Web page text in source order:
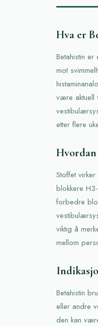
Hva er
Betahistin
mot
være aktuell
etter flere
Stoffet
blokkere
forbedre
viktig å
mellom
Betahistin
eller andre
den kan